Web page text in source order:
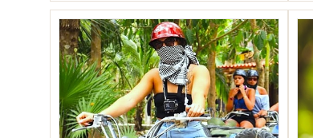
SELECT OPTIONS / DÉTAILS